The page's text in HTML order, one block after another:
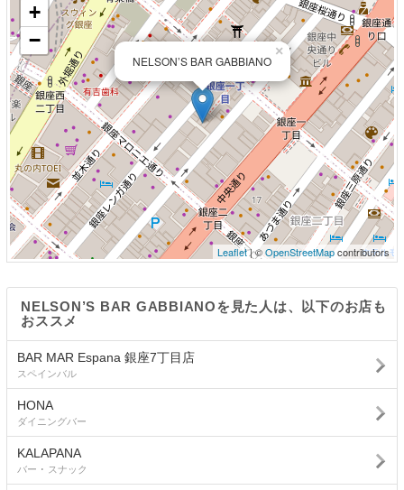
NELSON’S BAR GABBIANO
×
+
−
Leaflet| ©OpenStreetMapcontributors
NELSON’S BAR GABBIANOを見た人は、以下のお店も
おススメ
BAR MAR Espana 銀座7丁目店
スペインバル
HONA
ダイニングバー
KALAPANA
バー ･ スナック